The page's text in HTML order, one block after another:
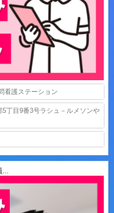
看護ステーション
丁目9番3号ラシュ－ルメソンや